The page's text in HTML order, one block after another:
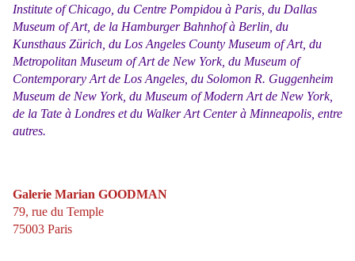
Institute of Chicago, du Centre Pompidou à Paris, du Dallas
Museum of Art, de la Hamburger Bahnhof à Berlin, du
Kunsthaus Zürich, du Los Angeles County Museum of Art, du
Metropolitan Museum of Art de New York, du Museum of
Contemporary Art de Los Angeles, du Solomon R. Guggenheim
Museum de New York, du Museum of Modern Art de New York,
de la Tate à Londres et du Walker Art Center à Minneapolis, entre
autres.
Galerie Marian GOODMAN
79, rue du Temple
75003 Paris